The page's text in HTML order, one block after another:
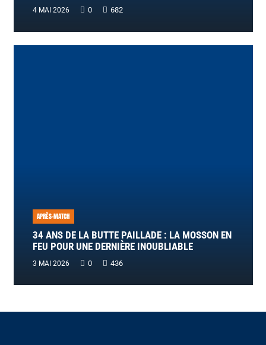
4 MAI 2026 0 682
APRÈS-MATCH
34 ANS DE LA BUTTE PAILLADE : LA MOSSON EN
FEU POUR UNE DERNIÈRE INOUBLIABLE
3 MAI 2026 0 436